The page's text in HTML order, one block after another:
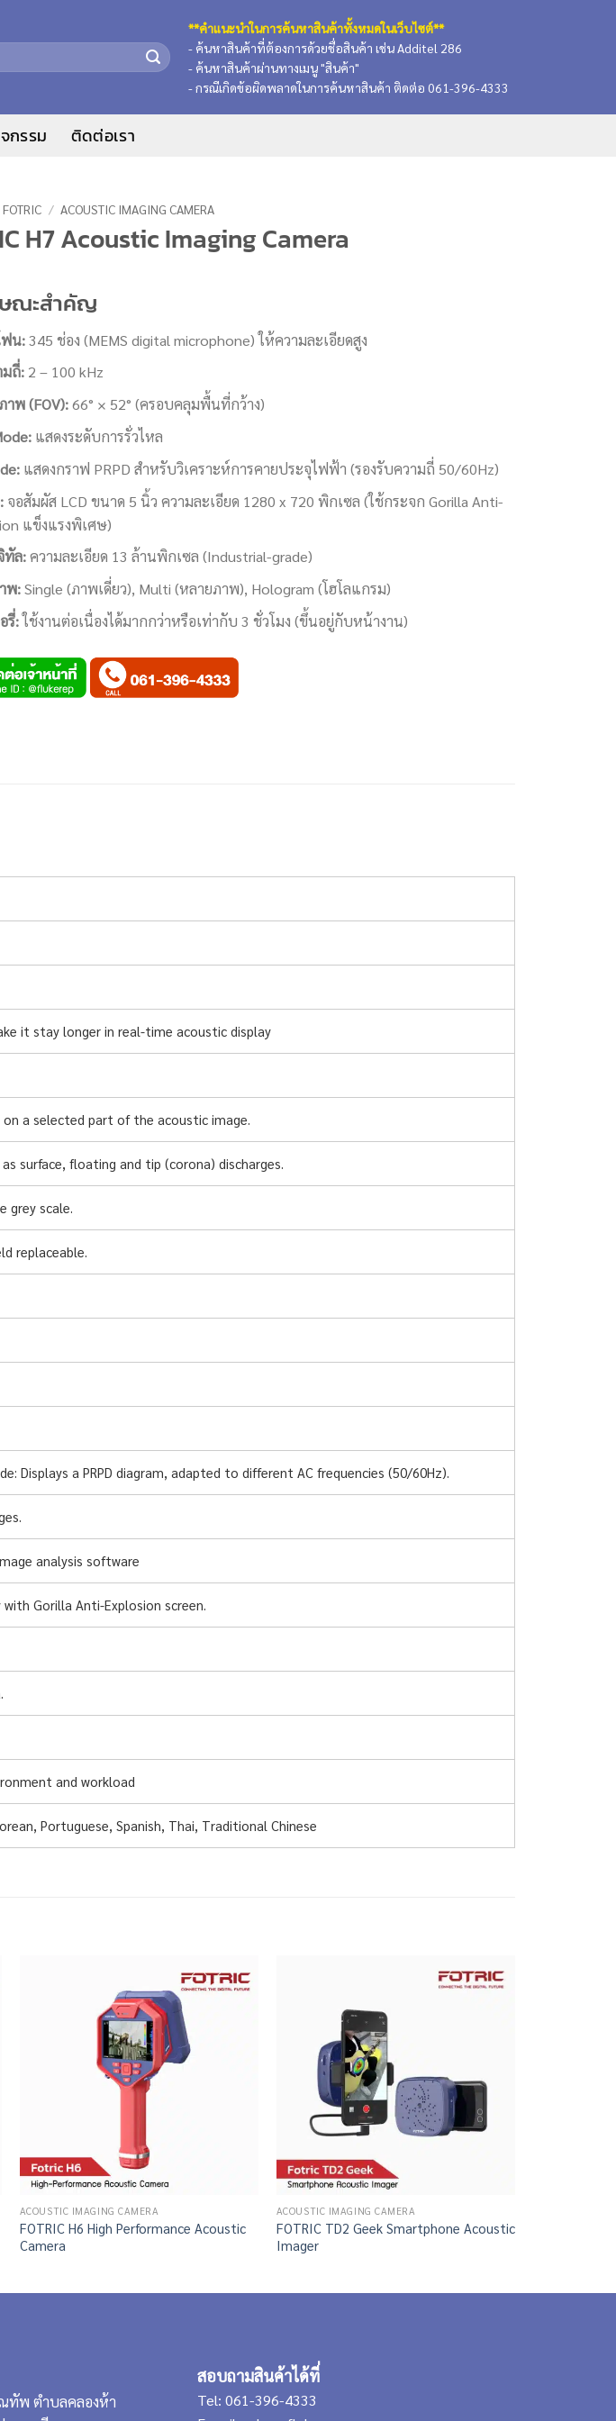
**คำแนะนำในการค้นหาสินค้าทั้งหมดในเว็บไซต์**
- ค้นหาสินค้าที่ต้องการด้วยชื่อสินค้า เช่น Additel 286
- ค้นหาสินค้าผ่านทางเมนู "สินค้า"
- กรณีเกิดข้อผิดพลาดในการค้นหาสินค้า ติดต่อ 061-396-4333
กรรม ติดต่อเรา
FOTRIC / ACOUSTIC IMAGING CAMERA
H7 Acoustic Imaging Camera
ณะสำคัญ
ฟน:345 ช่อง (MEMS digital microphone) ให้ความละเอียดสูง
มถี่: 2 – 100 kHz
าพ (FOV):66° × 52° (ครอบคลุมพื้นที่กว้าง)
แสดงระดับการรั่วไหล
แสดงกราฟ PRPD สำหรับวิเคราะห์การคายประจุไฟฟ้า (รองรับความถี่ 50/60Hz)
จอสัมผัส LCD ขนาด 5 นิ้ว ความละเอียด 1280 x 720 พิกเซล (ใช้กระจก Gorilla Anti-
แข็งแรงพิเศษ)
ทัล:ความละเอียด 13 ล้านพิกเซล (Industrial-grade)
พ:Single (ภาพเดี่ยว), Multi (หลายภาพ), Hologram (โฮโลแกรม)
รี่:ใช้งานต่อเนื่องได้มากกว่าหรือเท่ากับ 3 ชั่วโมง (ขึ้นอยู่กับหน้างาน)
it stay longer in real-time acoustic display
a selected part of the acoustic image.
surface, floating and tip (corona) discharges.
grey scale.
replaceable.
Displays a PRPD diagram, adapted to different AC frequencies (50/60Hz).
analysis software
Gorilla Anti-Explosion screen.
and workload
Portuguese, Spanish, Thai, Traditional Chinese
ACOUSTIC IMAGING CAMERA
FOTRIC H6 High Performance Acoustic
Camera
ACOUSTIC IMAGING CAMERA
FOTRIC TD2 Geek Smartphone Acoustic
Imager
ทัพ ตำบลคลองห้า
สอบถามสินค้าได้ที่
Tel: 061-396-4333